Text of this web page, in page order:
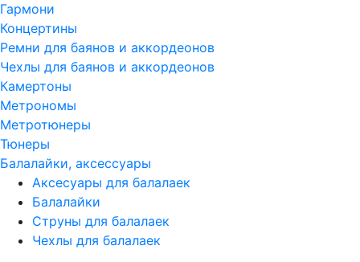
Гармони
Концертины
Ремни для баянов и аккордеонов
Чехлы для баянов и аккордеонов
Камертоны
Метрономы
Метротюнеры
Тюнеры
Балалайки, аксессуары
Аксесуары для балалаек
Балалайки
Струны для балалаек
Чехлы для балалаек